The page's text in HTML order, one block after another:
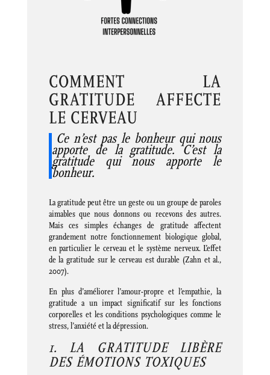
COMMENT LA
GRATITUDE AFFECTE
LE CERVEAU
Ce n’est pas le bonheur qui nous
apporte de la gratitude. C’est la
gratitude qui nous apporte le
bonheur.
La gratitude peut être un geste ou un groupe de paroles
aimables que nous donnons ou recevons des autres.
Mais ces simples échanges de gratitude affectent
grandement notre fonctionnement biologique global,
en particulier le cerveau et le système nerveux. L’effet
de la gratitude sur le cerveau est durable (Zahn et al.,
2007).
En plus d’améliorer l’amour-propre et l’empathie, la
gratitude a un impact significatif sur les fonctions
corporelles et les conditions psychologiques comme le
stress, l’anxiété et la dépression.
1. LA GRATITUDE LIBÈRE
DES ÉMOTIONS TOXIQUES